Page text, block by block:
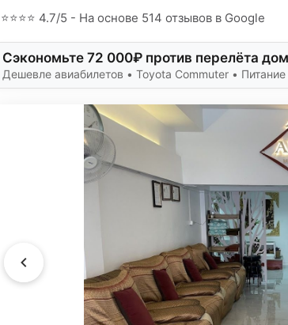
⭐⭐⭐⭐ 4.7/5 - На основе 514 отзывов в Google
Сэкономьте 72 000₽ против перелёта
Дешевле авиабилетов • Toyota Commuter •